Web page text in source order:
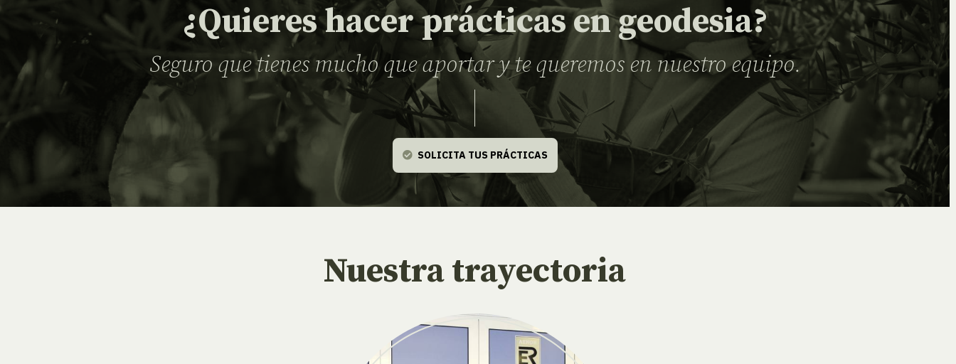
¿Quieres hacer prácticas en geodesia?
Seguro que tienes mucho que aportar y te queremos en nuestro equipo.
SOLICITA TUS PRÁCTICAS
Nuestra trayectoria